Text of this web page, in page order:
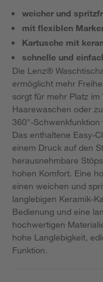
weicher und
mit flexiblen
Kartusche mit
schnelle und
Die Lenz®
ermöglicht mehr
sorgt für mehr Platz
Haarewaschen oder
360°-
Das enthaltene Easy-
einem Druck auf den
herausnehmbare
hohen Komfort. Eine
einen weichen und
langlebigen Keramik-
Bedienung und eine
hochwertigen
hohe Langlebigkeit,
Funktion.